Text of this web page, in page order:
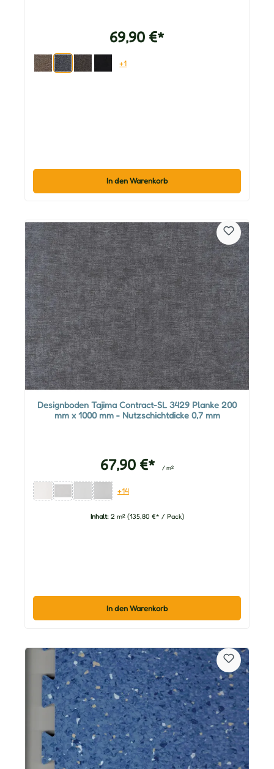
69,90 €*
+1
In den Warenkorb
Designboden Tajima Contract-SL 3429 Planke 200
mm x 1000 mm - Nutzschichtdicke 0,7 mm
67,90 €* / m²
+14
Inhalt: 2 m² (135,80 €* / Pack)
In den Warenkorb